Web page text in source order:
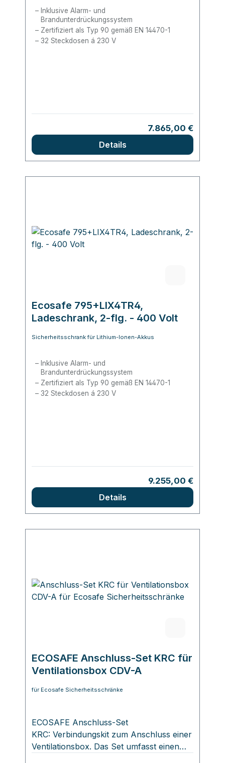
Inklusive Alarm- und
Brandunterdrückungssystem
Zertifiziert als Typ 90 gemäß EN 14470-1
32 Steckdosen á 230 V
Regulärer Preis:
7.865,00 €
Details
Ecosafe 795+LIX4TR4,
Ladeschrank, 2-flg. - 400 Volt
Sicherheitsschrank für Lithium-Ionen-Akkus
Inklusive Alarm- und
Brandunterdrückungssystem
Zertifiziert als Typ 90 gemäß EN 14470-1
32 Steckdosen á 230 V
Regulärer Preis:
9.255,00 €
Details
ECOSAFE Anschluss-Set KRC für
Ventilationsbox CDV-A
für Ecosafe Sicherheitsschränke
ECOSAFE Anschluss-Set
KRC: Verbindungskit zum Anschluss einer
Ventilationsbox. Das Set umfasst einen